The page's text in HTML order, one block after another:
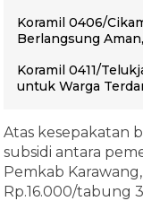
Koramil 0406/
Berlangsung
Koramil 0411/
untuk Warga
Atas kesepakatan
subsidi antara
Pemkab
Rp.16.000/tabung